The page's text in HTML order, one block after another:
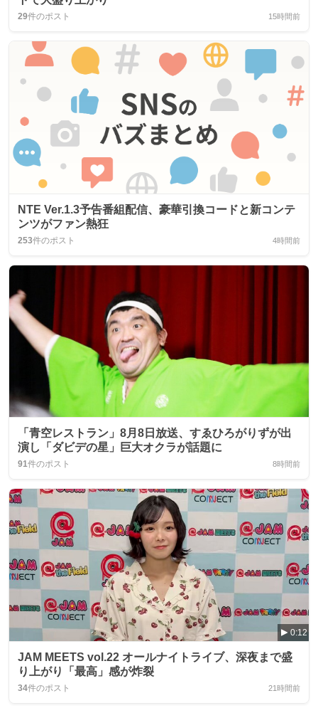
29件のポスト 15時間前
NTE Ver.1.3予告番組配信、豪華引換コードと新コンテ
ンツがファン熱狂
253件のポスト 4時間前
「青空レストラン」8月8日放送、すゑひろがりずが出
演し「ダビデの星」巨大オクラが話題に
91件のポスト 8時間前
0:12
JAM MEETS vol.22 オールナイトライブ、深夜まで盛
り上がり「最高」感が炸裂
34件のポスト 21時間前